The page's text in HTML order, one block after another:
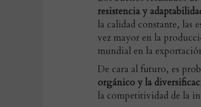
resistencia y
la calidad constante, las
vez mayor en la
mundial en la
De cara al futuro, es
orgánico y la
la competitividad de la